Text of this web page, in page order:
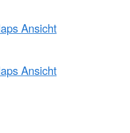
Ansicht
Ansicht